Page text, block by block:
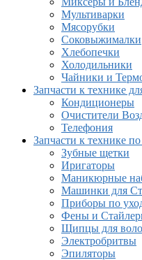
Мультиварки
Мясорубки
Соковыжималки
Хлебопечки
Холодильники
Чайники и
Запчасти к технике
Кондиционеры
Очистители
Телефония
Запчасти к технике
Зубные щетки
Иригаторы
Маникюрные
Машинки для
Приборы по
Фены и
Щипцы для
Электробритвы
Эпиляторы